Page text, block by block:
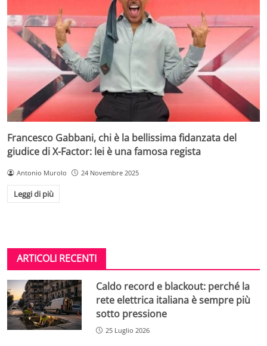
Francesco Gabbani, chi è la bellissima fidanzata del
giudice di X-Factor: lei è una famosa regista
Antonio Murolo 24 Novembre 2025
Leggi di più
ARTICOLI RECENTI
Caldo record e blackout: perché la
rete elettrica italiana è sempre più
sotto pressione
25 Luglio 2026